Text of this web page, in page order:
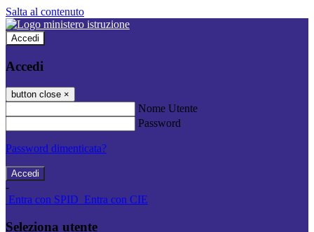
Salta al contenuto
Accedi
Accedi
button close ×
Nome Utente
Password
Password dimenticata?
-
Entra con SPID Entra con CIE
Seleziona utente